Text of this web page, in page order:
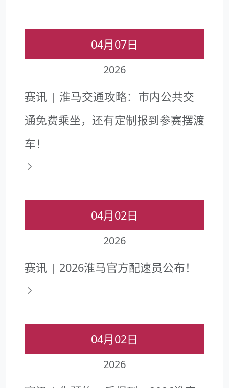
04月07日
2026
赛讯 | 淮马交通攻略：市内公共交
通免费乘坐，还有定制报到参赛摆渡
车！
04月02日
2026
赛讯 | 2026淮马官方配速员公布！
04月02日
2026